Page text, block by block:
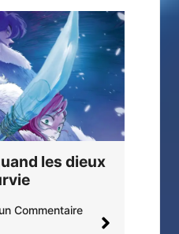
les dieux
Commentaire